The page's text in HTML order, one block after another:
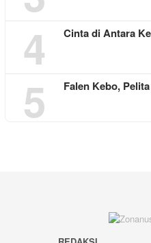
4 Cinta di Antara
5 Falen Kebo,